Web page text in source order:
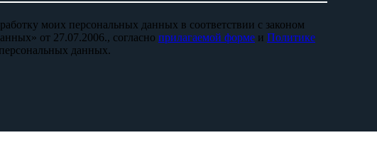
моих персональных данных в соответствии с законом
от 27.07.2006., согласно прилагаемой форме и Политике
данных.